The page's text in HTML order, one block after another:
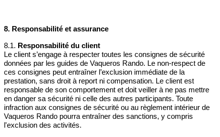
8. Responsabilité et assurance
8.1. Responsabilité du client
Le client s’engage à respecter toutes les consignes de sécurité
données par les guides de Vaqueros Rando. Le non-respect de
ces consignes peut entraîner l’exclusion immédiate de la
prestation, sans droit à report ni compensation. Le client est
responsable de son comportement et doit veiller à ne pas mettre
en danger sa sécurité ni celle des autres participants. Toute
infraction aux consignes de sécurité ou au règlement intérieur de
Vaqueros Rando pourra entraîner des sanctions, y compris
l'exclusion des activités.